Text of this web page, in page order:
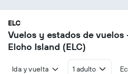
ELC
Vuelos y estados de
Elcho Island (ELC)
Ida y vuelta 1 adulto